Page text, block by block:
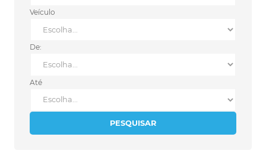
Veículo
De:
Até
PESQUISAR